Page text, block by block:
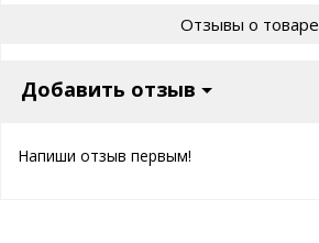
Отзывы о товаре
Добавить отзыв
Напиши отзыв первым!